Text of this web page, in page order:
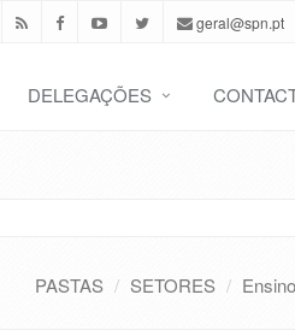
geral@spn.pt
DELEGAÇÕES
PASTAS SETORES